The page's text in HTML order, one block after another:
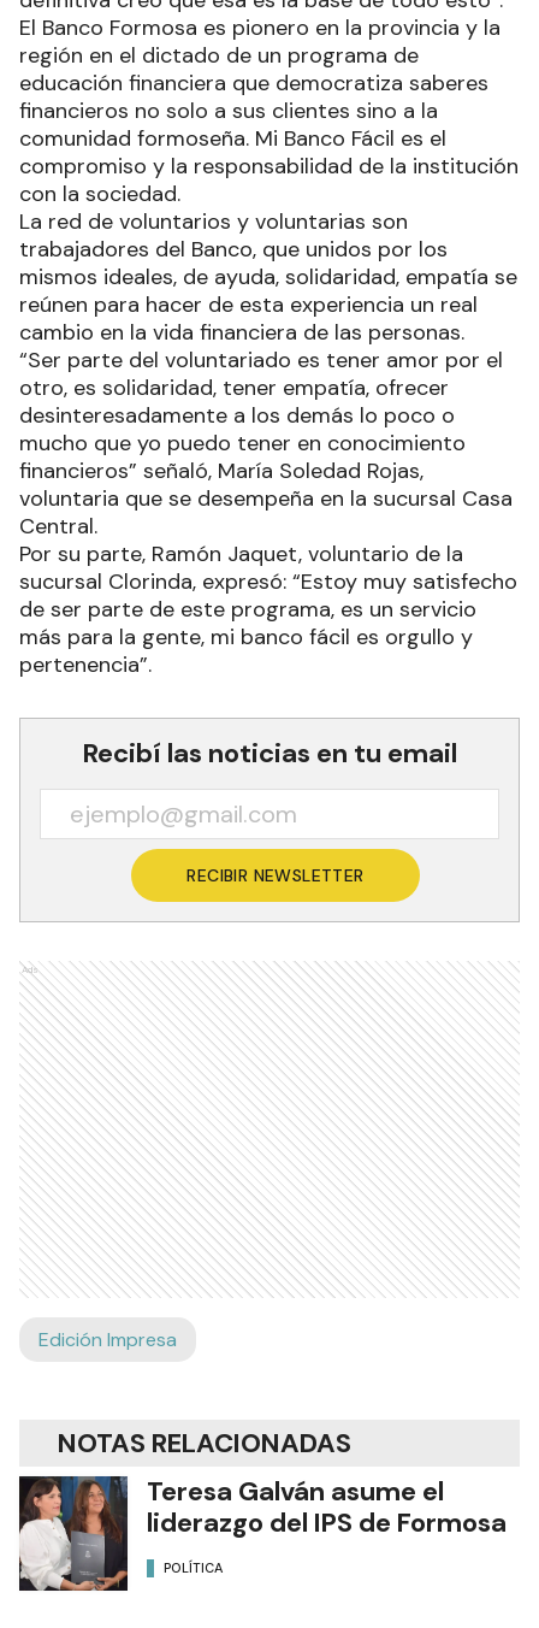
El Banco Formosa es pionero en la provincia y la
región en el dictado de un programa de
educación financiera que democratiza saberes
financieros no solo a sus clientes sino a la
comunidad formoseña. Mi Banco Fácil es el
compromiso y la responsabilidad de la institución
con la sociedad.
La red de voluntarios y voluntarias son
trabajadores del Banco, que unidos por los
mismos ideales, de ayuda, solidaridad, empatía se
reúnen para hacer de esta experiencia un real
cambio en la vida financiera de las personas.
“Ser parte del voluntariado es tener amor por el
otro, es solidaridad, tener empatía, ofrecer
desinteresadamente a los demás lo poco o
mucho que yo puedo tener en conocimiento
financieros” señaló, María Soledad Rojas,
voluntaria que se desempeña en la sucursal Casa
Central.
Por su parte, Ramón Jaquet, voluntario de la
sucursal Clorinda, expresó: “Estoy muy satisfecho
de ser parte de este programa, es un servicio
más para la gente, mi banco fácil es orgullo y
pertenencia”.
Recibí las noticias en tu email
RECIBIR NEWSLETTER
Ads
Edición Impresa
NOTAS RELACIONADAS
Teresa Galván asume el
liderazgo del IPS de Formosa
POLÍTICA